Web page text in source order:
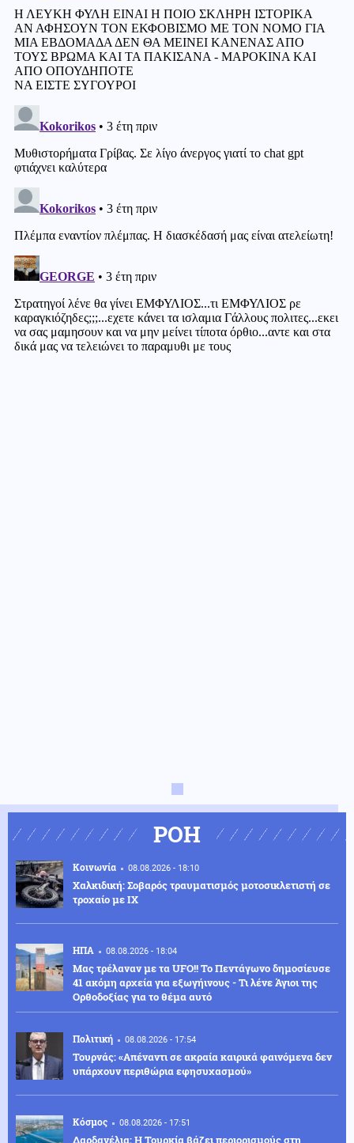
ΡΟΗ
Κοινωνία 08.08.2026 - 18:10
Χαλκιδική: Σοβαρός τραυματισμός μοτοσικλετιστή σε
τροχαίο με ΙΧ
ΗΠΑ 08.08.2026 - 18:04
Μας τρέλαναν με τα UFO!! Το Πεντάγωνο δημοσίευσε
41 ακόμη αρχεία για εξωγήινους - Τι λένε Άγιοι της
Ορθοδοξίας για το θέμα αυτό
Πολιτική 08.08.2026 - 17:54
Τουρνάς: «Απέναντι σε ακραία καιρικά φαινόμενα δεν
υπάρχουν περιθώρια εφησυχασμού»
Κόσμος 08.08.2026 - 17:51
Δαρδανέλια: Η Τουρκία βάζει περιορισμούς στη